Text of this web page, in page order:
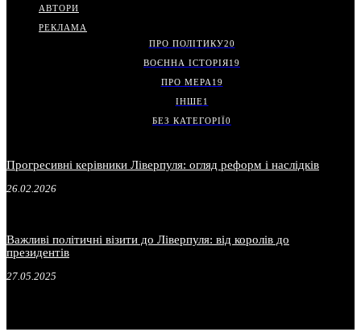
АВТОРИ
РЕКЛАМА
ПРО ПОЛІТИКУ20
ВОЄННА ІСТОРІЯ19
ПРО МЕРА 19
ІНШЕ1
БЕЗ КАТЕГОРІЇ0
Прогресивні керівники Ліверпуля: огляд реформ і наслідків
26.02.2026
Важливі політичні візити до Ліверпуля: від королів до
президентів
27.05.2025